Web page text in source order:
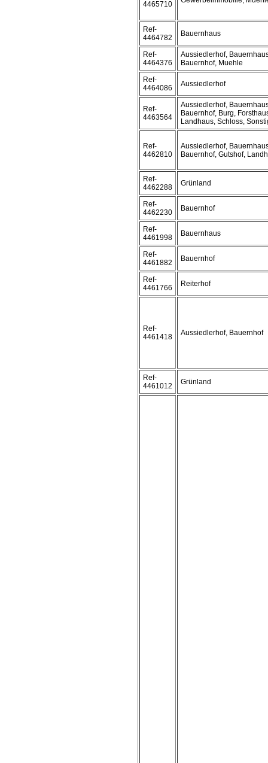
4465710
Ref-
4464782
Bauernhaus
Ref-
4464376
Aussiedlerhof,
Bauernhof, Muehle
Ref-
4464086
Aussiedlerhof
Ref-
4463564
Aussiedlerhof,
Bauernhof, Burg,
Landhaus, Schloss,
Ref-
4462810
Aussiedlerhof,
Bauernhof, Gutshof,
Ref-
4462288
Grünland
Ref-
4462230
Bauernhof
Ref-
4461998
Bauernhaus
Ref-
4461882
Bauernhof
Ref-
4461766
Reiterhof
Ref-
4461418
Aussiedlerhof, Bauernhof
Ref-
4461012
Grünland